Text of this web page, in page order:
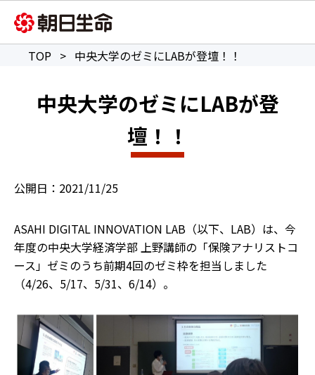
TOP > 中央大学のゼミにLABが登壇！！
中央大学のゼミにLABが登
壇！！
2021/11/25
ASAHI DIGITAL INNOVATION LAB（以下、LAB）は、今
年度の中央大学経済学部 上野講師の「保険アナリストコ
ース」ゼミのうち前期4回のゼミ枠を担当しました
（4/26、5/17、5/31、6/14）。